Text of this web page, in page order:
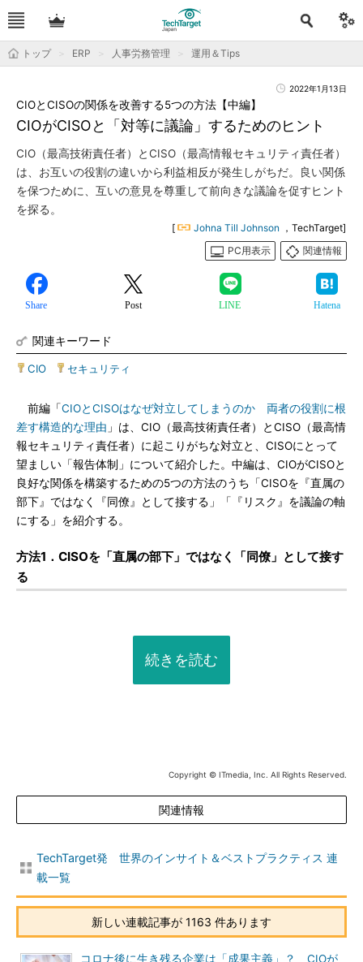
トップ ERP 人事労務管理 運用＆Tips
2022年1月13日
CIOがCISOと「対等に議論」するためのヒント
CIOとCISOの関係を改善する5つの方法【中編】
CIO（最高技術責任者）とCISO（最高情報セキュリティ責任者）
は、お互いの役割の違いから利益相反が発生しがちだ。良い関係
を保つために、互いの意見を尊重して前向きな議論を促すヒント
を探る。
[ Johna Till Johnson ，TechTarget]
PC用表示
関連情報
Share Post LINE Hatena
関連キーワード
CIO セキュリティ
前編「CIOとCISOはなぜ対立してしまうのか 両者の役割に根
差す構造的な理由 」は、CIO（最高技術責任者）とCISO（最高情
報セキュリティ責任者）に起こりがちな対立と、CISOにとって
望ましい「報告体制」について紹介した。中編は、CIOがCISOと
良好な関係を構築するための5つの方法のうち「CISOを『直属の
部下』ではなく『同僚』として接する」「『リスク』を議論の軸
にする」を紹介する。
方法1．CISOを「直属の部下」ではなく「同僚」として接す
る
続きを読む
Copyright © ITmedia, Inc. All Rights Reserved.
関連情報
TechTarget発 世界のインサイト＆ベストプラクティス 連
載一覧
新しい連載記事が 1163 件あります
コロナ後に生き残る企業は「成果主義」？ CIOが